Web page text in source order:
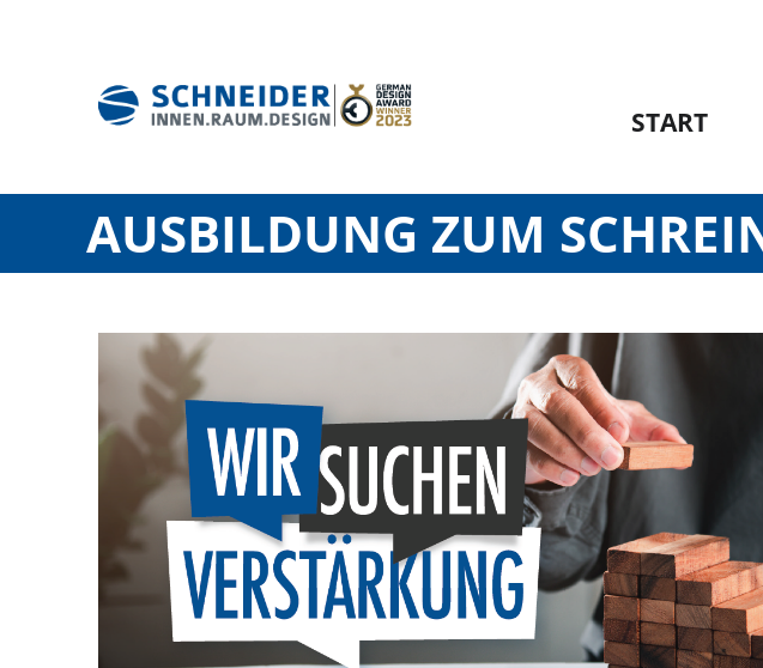
START
AUSBILDUNG ZUM